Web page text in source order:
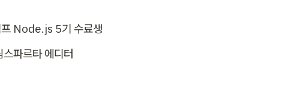
프 Node.js 5기 수료생
파르타 에디터